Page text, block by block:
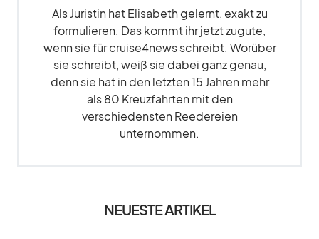
Als Juristin hat Elisabeth gelernt, exakt zu
formulieren. Das kommt ihr jetzt zugute,
wenn sie für cruise4news schreibt. Worüber
sie schreibt, weiß sie dabei ganz genau,
denn sie hat in den letzten 15 Jahren mehr
als 80 Kreuzfahrten mit den
verschiedensten Reedereien
unternommen.
NEUESTE ARTIKEL